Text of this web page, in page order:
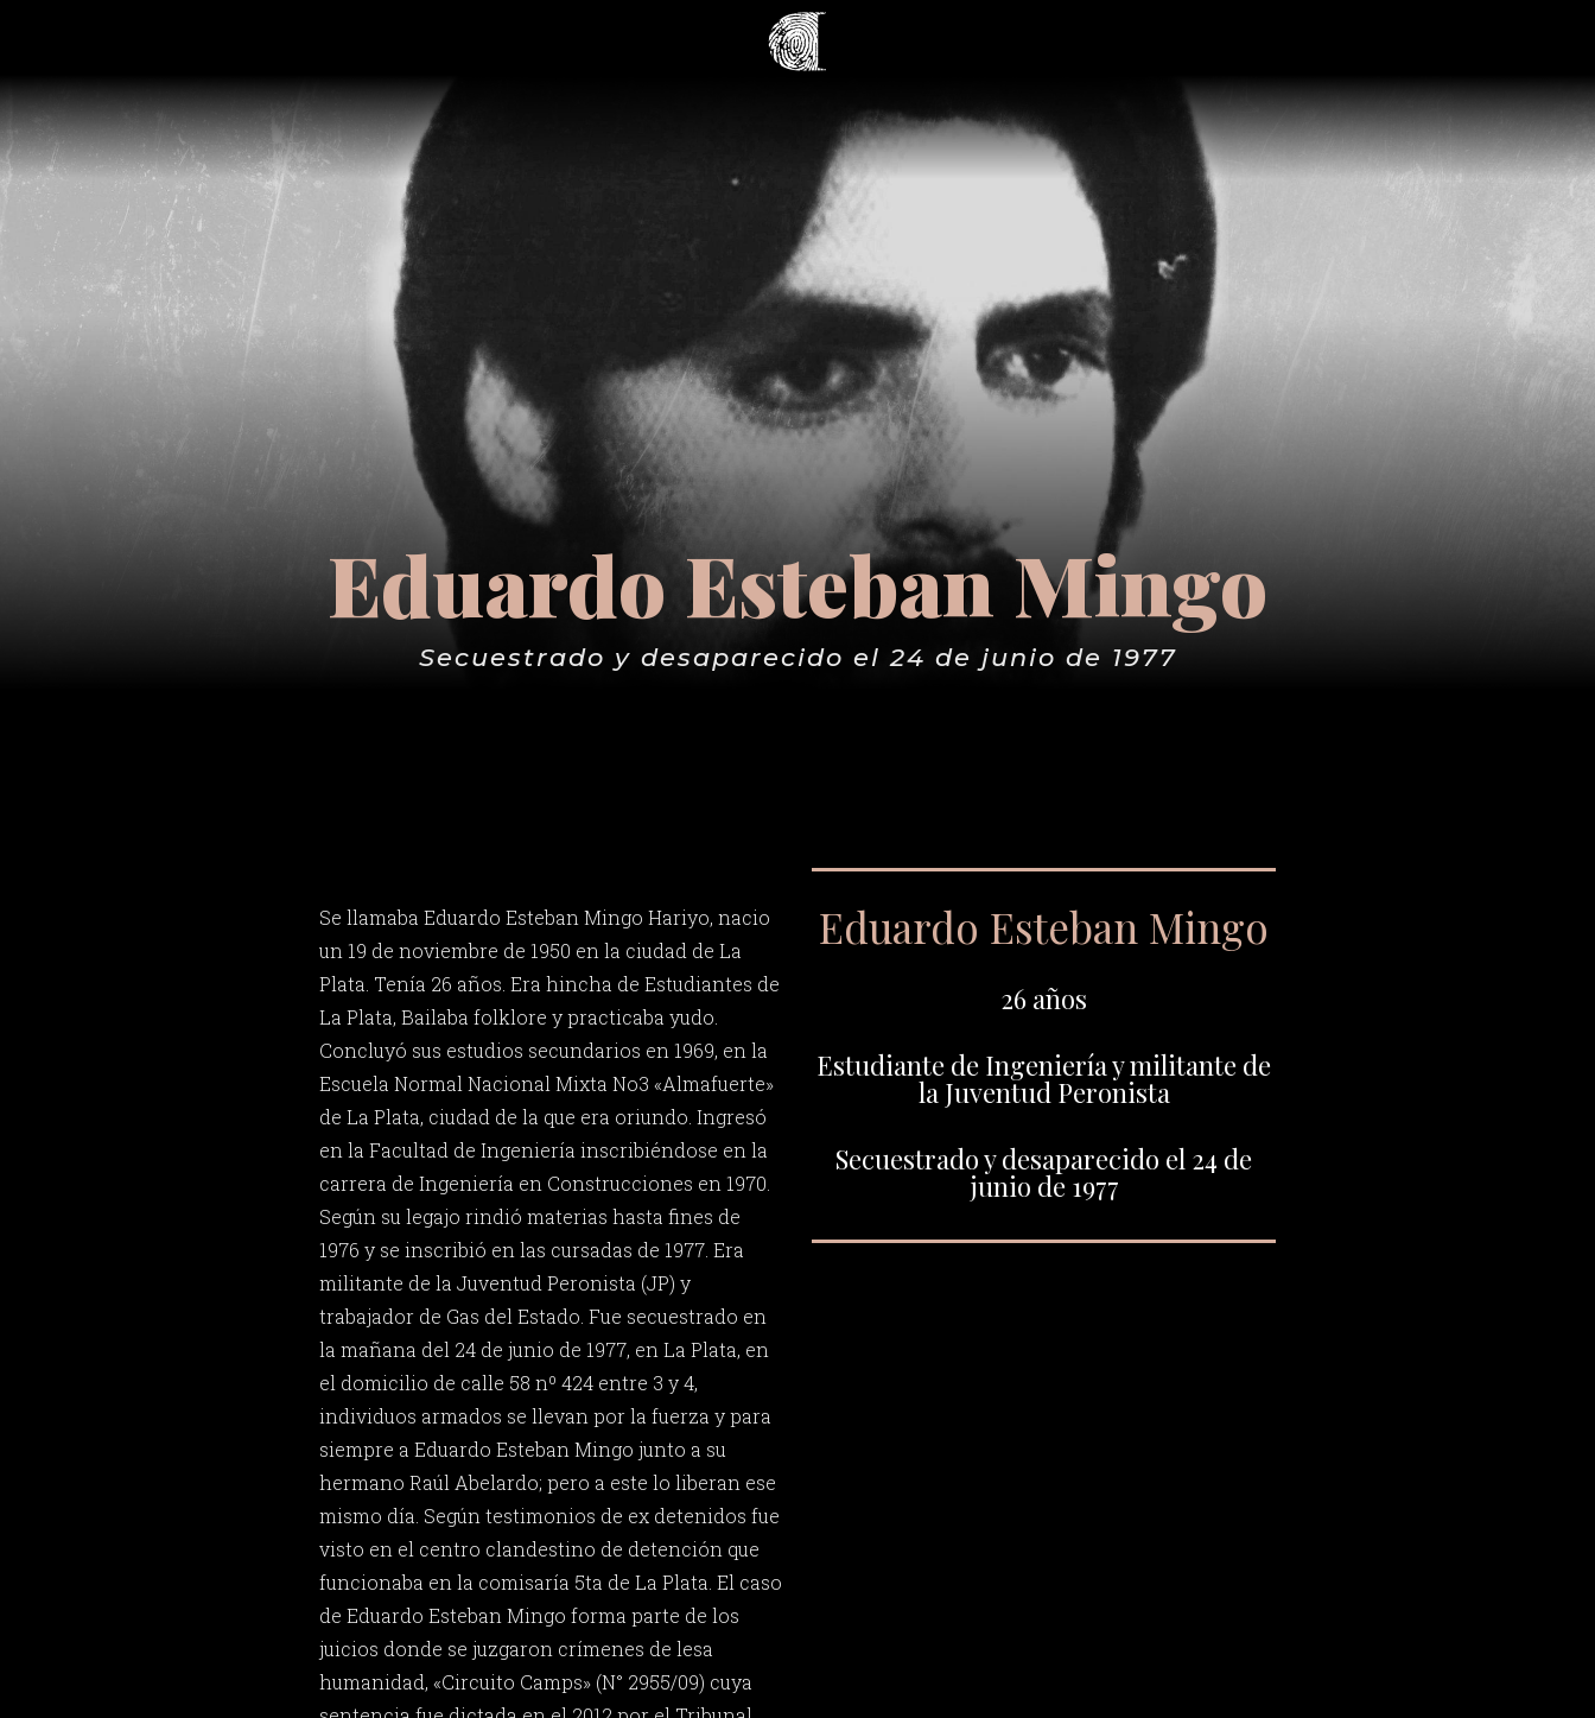
Eduardo Esteban Mingo
Secuestrado y desaparecido el 24 de junio de 1977
Se llamaba Eduardo Esteban Mingo Hariyo, nacio
un 19 de noviembre de 1950 en la ciudad de La
Plata. Tenía 26 años. Era hincha de Estudiantes de
La Plata, Bailaba folklore y practicaba yudo.
Concluyó sus estudios secundarios en 1969, en la
Escuela Normal Nacional Mixta No3 «Almafuerte»
de La Plata, ciudad de la que era oriundo. Ingresó
en la Facultad de Ingeniería inscribiéndose en la
carrera de Ingeniería en Construcciones en 1970.
Según su legajo rindió materias hasta fines de
1976 y se inscribió en las cursadas de 1977. Era
militante de la Juventud Peronista (JP) y
trabajador de Gas del Estado. Fue secuestrado en
la mañana del 24 de junio de 1977, en La Plata, en
el domicilio de calle 58 nº 424 entre 3 y 4,
individuos armados se llevan por la fuerza y para
siempre a Eduardo Esteban Mingo junto a su
hermano Raúl Abelardo; pero a este lo liberan ese
mismo día. Según testimonios de ex detenidos fue
visto en el centro clandestino de detención que
funcionaba en la comisaría 5ta de La Plata. El caso
de Eduardo Esteban Mingo forma parte de los
juicios donde se juzgaron crímenes de lesa
humanidad, «Circuito Camps» (N° 2955/09) cuya
Eduardo Esteban Mingo
26 años
Estudiante de Ingeniería y militante de
la Juventud Peronista
Secuestrado y desaparecido el 24 de
junio de 1977